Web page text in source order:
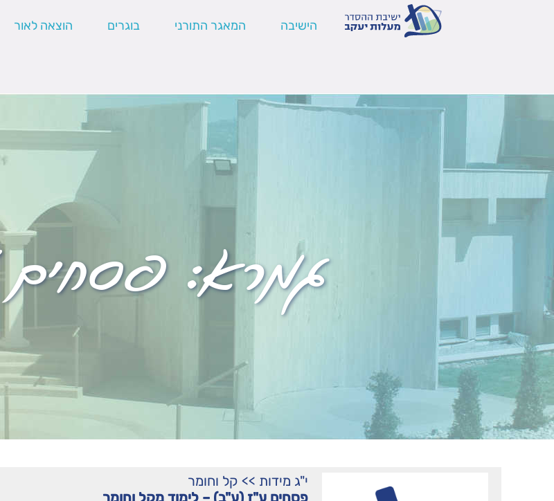
הישיבה המאגר התורני בוגרים הוצאה לאור
גמרא:
י"ג מידות >> קל וחומר
פסחים ע"ז (ע"ב) – לימוד מקל וחומר